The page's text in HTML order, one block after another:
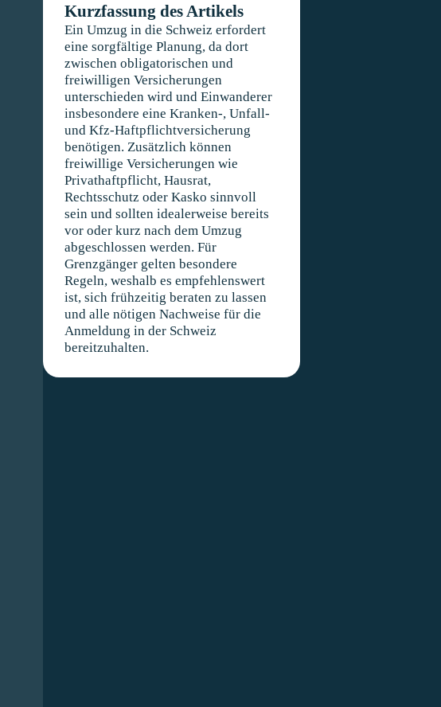
Kurzfassung des Artikels
Ein Umzug in die Schweiz erfordert
eine sorgfältige Planung, da dort
zwischen obligatorischen und
freiwilligen Versicherungen
unterschieden wird und Einwanderer
insbesondere eine Kranken-, Unfall-
und Kfz-Haftpflichtversicherung
benötigen. Zusätzlich können
freiwillige Versicherungen wie
Privathaftpflicht, Hausrat,
Rechtsschutz oder Kasko sinnvoll
sein und sollten idealerweise bereits
vor oder kurz nach dem Umzug
abgeschlossen werden. Für
Grenzgänger gelten besondere
Regeln, weshalb es empfehlenswert
ist, sich frühzeitig beraten zu lassen
und alle nötigen Nachweise für die
Anmeldung in der Schweiz
bereitzuhalten.